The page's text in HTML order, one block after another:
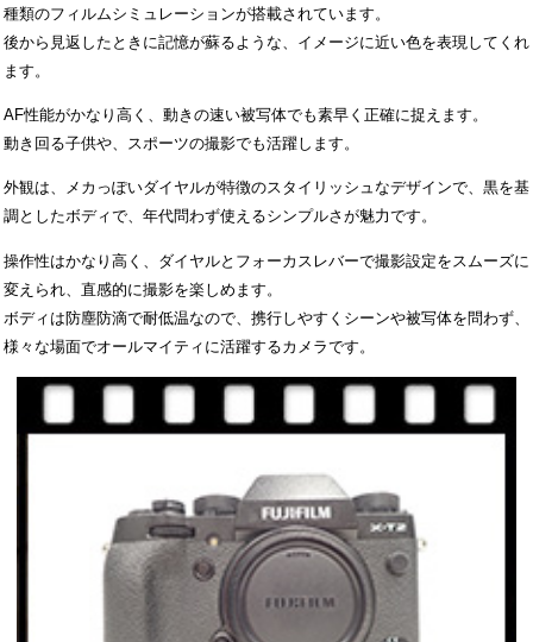
種類のフィルムシミュレーションが搭載されています。
後から見返したときに記憶が蘇るような、イメージに近い色を表現してくれ
ます。
AF性能がかなり高く、動きの速い被写体でも素早く正確に捉えます。
動き回る子供や、スポーツの撮影でも活躍します。
外観は、メカっぽいダイヤルが特徴のスタイリッシュなデザインで、黒を基
調としたボディで、年代問わず使えるシンプルさが魅力です。
操作性はかなり高く、ダイヤルとフォーカスレバーで撮影設定をスムーズに
変えられ、直感的に撮影を楽しめます。
ボディは防塵防滴で耐低温なので、携行しやすくシーンや被写体を問わず、
様々な場面でオールマイティに活躍するカメラです。